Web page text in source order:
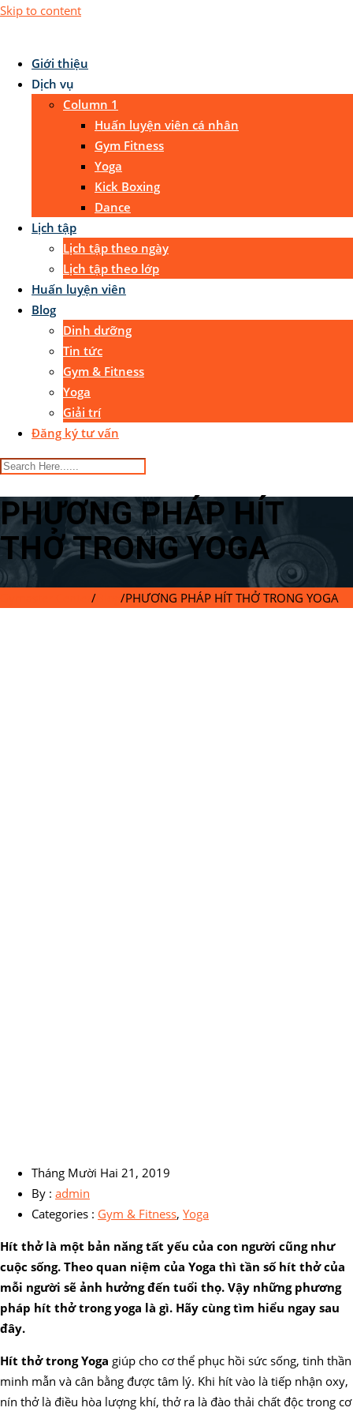
Skip to content
Giới thiệu
Dịch vụ
Column 1
Huấn luyện viên cá nhân
Gym Fitness
Yoga
Kick Boxing
Dance
Lịch tập
Lịch tập theo ngày
Lịch tập theo lớp
Huấn luyện viên
Blog
Dinh dưỡng
Tin tức
Gym & Fitness
Yoga
Giải trí
Đăng ký tư vấn
PHƯƠNG PHÁP HÍT
THỞ TRONG YOGA
/ /PHƯƠNG PHÁP HÍT THỞ TRONG YOGA
Tháng Mười Hai 21, 2019
By : admin
Categories : Gym & Fitness, Yoga
Hít thở là một bản năng tất yếu của con người cũng như
cuộc sống. Theo quan niệm của Yoga thì tần số hít thở của
mỗi người sẽ ảnh hưởng đến tuổi thọ. Vậy những phương
pháp hít thở trong yoga là gì. Hãy cùng tìm hiểu ngay sau
đây.
Hít thở trong Yoga giúp cho cơ thể phục hồi sức sống, tinh thần
minh mẫn và cân bằng được tâm lý. Khi hít vào là tiếp nhận oxy,
nín thở là điều hòa lượng khí, thở ra là đào thải chất độc trong cơ